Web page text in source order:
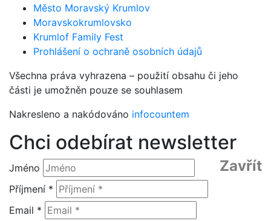
Město Moravský Krumlov
Moravskokrumlovsko
Krumlof Family Fest
Prohlášení o ochraně osobních údajů
Všechna práva vyhrazena – použití obsahu či jeho
části je umožněn pouze se souhlasem
Nakresleno a nakódováno infocountem
Chci odebírat newsletter
Zavřít
Jméno
Příjmení *
Email *